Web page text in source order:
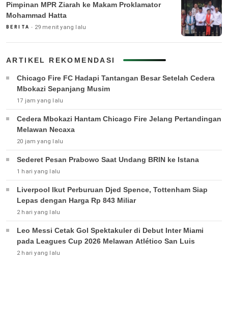
Pimpinan MPR Ziarah ke Makam Proklamator
Mohammad Hatta
BERITA 29 menit yang lalu
ARTIKEL REKOMENDASI
Chicago Fire FC Hadapi Tantangan Besar Setelah Cedera
Mbokazi Sepanjang Musim
17 jam yang lalu
Cedera Mbokazi Hantam Chicago Fire Jelang Pertandingan
Melawan Necaxa
20 jam yang lalu
Sederet Pesan Prabowo Saat Undang BRIN ke Istana
1 hari yang lalu
Liverpool Ikut Perburuan Djed Spence, Tottenham Siap
Lepas dengan Harga Rp 843 Miliar
2 hari yang lalu
Leo Messi Cetak Gol Spektakuler di Debut Inter Miami
pada Leagues Cup 2026 Melawan Atlético San Luis
2 hari yang lalu